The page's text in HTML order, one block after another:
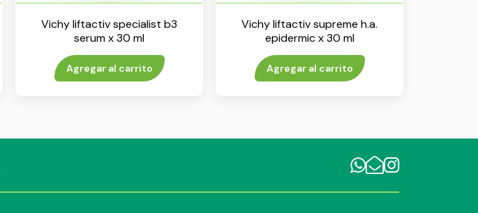
Vichy liftactiv specialist b3
serum x 30 ml
Agregar al carrito
Vichy liftactiv supreme h.a.
epidermic x 30 ml
Agregar al carrito